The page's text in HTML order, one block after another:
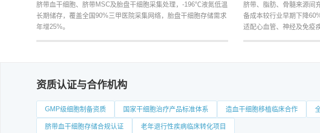
脐带血干细胞、脐带MSC及胎盘干细胞采集处理，-196℃液氮低温
长期储存，覆盖全国90%三甲医院采集网络，胎盘干细胞存储需求
年增25%。
脐带、脂肪、骨髓来源间
备成本较行业早期下降
适配心血管、神经及免疫
资质认证与合作机构
GMP级细胞制备资质 国家干细胞治疗产品标准体系 造血干细胞移植临床合作
脐带血干细胞存储合规认证 老年退行性疾病临床转化项目